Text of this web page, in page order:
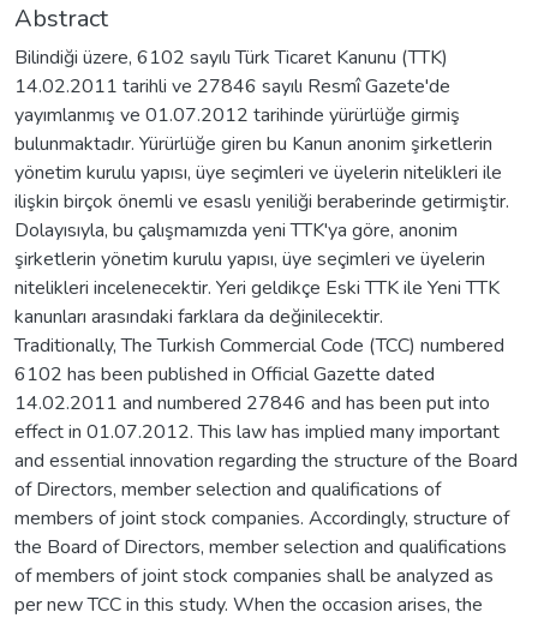
Abstract
Bilindiği üzere, 6102 sayılı Türk Ticaret Kanunu (TTK)
14.02.2011 tarihli ve 27846 sayılı Resmî Gazete'de
yayımlanmış ve 01.07.2012 tarihinde yürürlüğe girmiş
bulunmaktadır. Yürürlüğe giren bu Kanun anonim şirketlerin
yönetim kurulu yapısı, üye seçimleri ve üyelerin nitelikleri ile
ilişkin birçok önemli ve esaslı yeniliği beraberinde getirmiştir.
Dolayısıyla, bu çalışmamızda yeni TTK'ya göre, anonim
şirketlerin yönetim kurulu yapısı, üye seçimleri ve üyelerin
nitelikleri incelenecektir. Yeri geldikçe Eski TTK ile Yeni TTK
kanunları arasındaki farklara da değinilecektir.
Traditionally, The Turkish Commercial Code (TCC) numbered
6102 has been published in Official Gazette dated
14.02.2011 and numbered 27846 and has been put into
effect in 01.07.2012. This law has implied many important
and essential innovation regarding the structure of the Board
of Directors, member selection and qualifications of
members of joint stock companies. Accordingly, structure of
the Board of Directors, member selection and qualifications
of members of joint stock companies shall be analyzed as
per new TCC in this study. When the occasion arises, the